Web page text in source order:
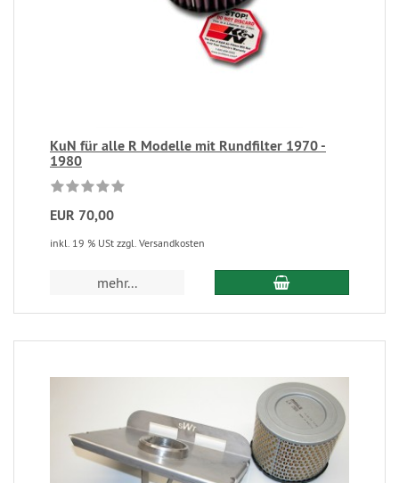
KuN für alle R Modelle mit Rundfilter 1970 -
1980
EUR 70,00
inkl. 19 % USt zzgl. Versandkosten
mehr...